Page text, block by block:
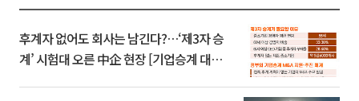
후계자 없어도 회사는 남긴다?…‘제3자 승
계’ 시험대 오른 中企 현장 [기업승계 대전